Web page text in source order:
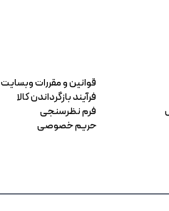
قوانین و مقررات وبسایت
فرآیند بازگرداندن کالا
فرم نظرسنجی
حریم خصوصی